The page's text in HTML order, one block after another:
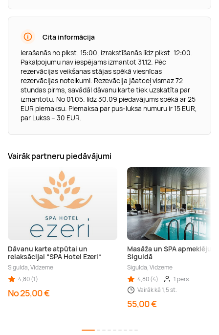
Cita informācija
Ierašanās no plkst. 15:00, izrakstīšanās līdz plkst. 12:00.
Pakalpojumu nav iespējams izmantot 31.12. Pēc
rezervācijas veikšanas stājas spēkā viesnīcas
rezervācijas noteikumi. Rezevācija jāatceļ vismaz 72
stundas pirms, savādāl dāvanu karte tiek uzskatīta par
izmantotu. No 01.05. līdz 30.09 piedavājums spēkā ar 25
EUR piemaksu. Piemaksa par pus-luksa numuru ir 15 EUR,
par Lukss – 30 EUR.
Vairāk partneru piedāvājumi
Dāvanu karte atpūtai un
relaksācijai “SPA Hotel Ezeri”
Sigulda, Vidzeme
4,80 (1)
No 25,00 €
Masāža un SPA
Siguldā
Sigulda, Vidzeme
4,80 (4)
1 pers.
Vairāk kā 1,5 st.
55,00 €